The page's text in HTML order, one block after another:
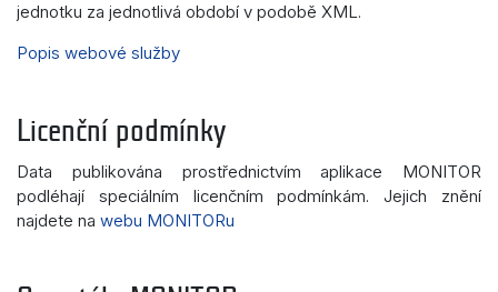
jednotku za jednotlivá období v podobě XML.
Popis webové služby
Licenční podmínky
Data publikována prostřednictvím aplikace MONITOR
podléhají speciálním licenčním podmínkám. Jejich znění
najdete na webu MONITORu